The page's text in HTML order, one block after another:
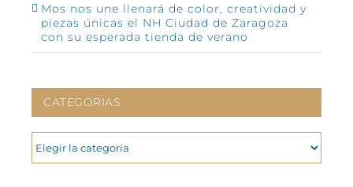
Mos nos une llenará de color, creatividad y
piezas únicas el NH Ciudad de Zaragoza
con su esperada tienda de verano
CATEGORIAS
CATEGORIAS